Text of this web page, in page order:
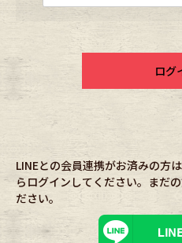
年代から探す
メンズ商品カテ
Tops
Bottoms
レディース商品カ
ログ
LINEとの会員連携がお済みの方
らログインしてください。まだの
ださい。